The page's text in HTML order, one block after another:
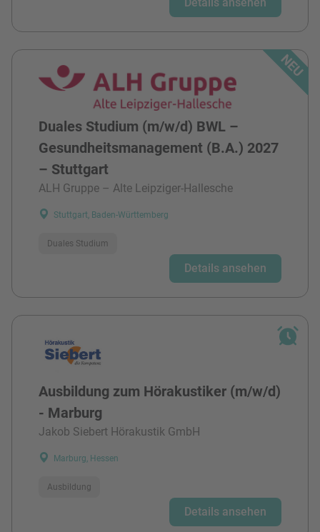
Duales Studium (m/w/d) BWL –
Gesundheitsmanagement (B.A.) 2027
– Stuttgart
ALH Gruppe – Alte Leipziger-Hallesche
Stuttgart, Baden-Württemberg
Duales Studium
Details ansehen
Ausbildung zum Hörakustiker (m/w/d)
- Marburg
Jakob Siebert Hörakustik GmbH
Marburg, Hessen
Ausbildung
Details ansehen